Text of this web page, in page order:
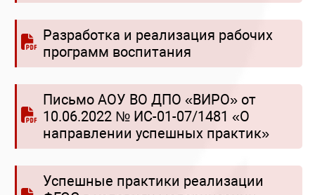
Разработка и реализация рабочих
программ воспитания
Письмо АОУ ВО ДПО «ВИРО» от
10.06.2022 № ИС-01-07/1481 «О
направлении успешных практик»
Успешные практики реализации